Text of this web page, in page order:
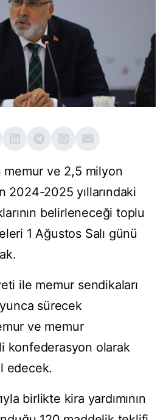
memur ve 2,5 milyon
2024-2025 yıllarındaki
belirleneceği toplu
1 Ağustos Salı günü
ile memur sendikaları
sürecek
ve memur
konfederasyon olarak
edecek.
birlikte kira yardımının